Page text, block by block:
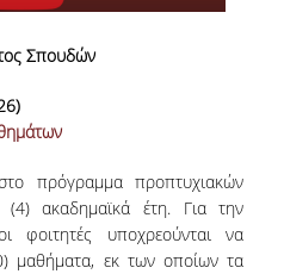
ΤΜΗΜΑΤΟΣ
Σπουδών
2025-2026)
πρόγραμμα προπτυχιακών
(4) ακαδημαϊκά έτη. Για την
φοιτητές υποχρεούνται να
μαθήματα, εκ των οποίων τα